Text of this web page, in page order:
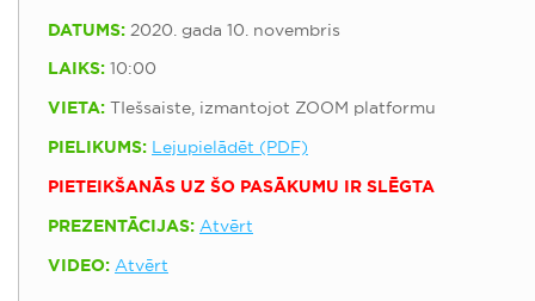
DATUMS: 2020. gada 10. novembris
LAIKS: 10:00
VIETA: TIešsaiste, izmantojot ZOOM platformu
PIELIKUMS: Lejupielādēt (PDF)
PIETEIKŠANĀS UZ ŠO PASĀKUMU IR SLĒGTA
PREZENTĀCIJAS: Atvērt
VIDEO: Atvērt